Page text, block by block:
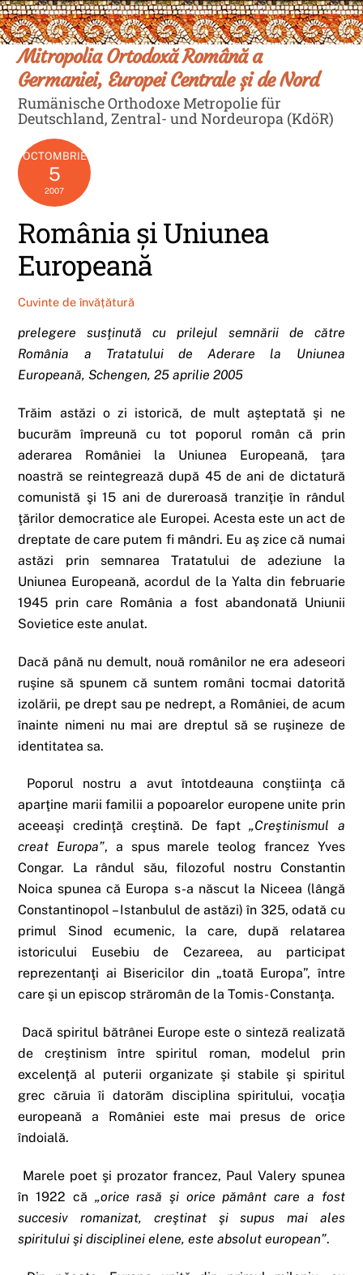
Skip
to
content
Mitropolia Ortodoxă Română a
Germaniei, Europei Centrale și de Nord
Rumänische Orthodoxe Metropolie für
Deutschland, Zentral- und Nordeuropa (KdöR)
OCTOMBRIE
5
2007
România şi Uniunea
Europeană
Cuvinte de învățătură
prelegere susţinută cu prilejul semnării de către
România a Tratatului de Aderare la Uniunea
Europeană, Schengen, 25 aprilie 2005
Trăim astăzi o zi istorică, de mult aşteptată şi ne
bucurăm împreună cu tot poporul român că prin
aderarea României la Uniunea Europeană, ţara
noastră se reintegrează după 45 de ani de dictatură
comunistă şi 15 ani de dureroasă tranziţie în rândul
ţărilor democratice ale Europei. Acesta este un act de
dreptate de care putem fi mândri. Eu aş zice că numai
astăzi prin semnarea Tratatului de adeziune la
Uniunea Europeană, acordul de la Yalta din februarie
1945 prin care România a fost abandonată Uniunii
Sovietice este anulat.
Dacă până nu demult, nouă românilor ne era adeseori
ruşine să spunem că suntem români tocmai datorită
izolării, pe drept sau pe nedrept, a României, de acum
înainte nimeni nu mai are dreptul să se ruşineze de
identitatea sa.
Poporul nostru a avut întotdeauna conştiinţa că
aparţine marii familii a popoarelor europene unite prin
aceeaşi credinţă creştină. De fapt„Creştinismul a
creat Europa”, a spus marele teolog francez Yves
Congar. La rândul său, filozoful nostru Constantin
Noica spunea că Europa s-a născut la Niceea (lângă
Constantinopol – Istanbulul de astăzi) în 325, odată cu
primul Sinod ecumenic, la care, după relatarea
istoricului Eusebiu de Cezareea, au participat
reprezentanţi ai Bisericilor din „toată Europa”, între
care şi un episcop străromân de la Tomis- Constanţa.
Dacă spiritul bătrânei Europe este o sinteză realizată
de creştinism între spiritul roman, modelul prin
excelenţă al puterii organizate şi stabile şi spiritul
grec căruia îi datorăm disciplina spiritului, vocaţia
europeană a României este mai presus de orice
îndoială.
Marele poet şi prozator francez, Paul Valery spunea
în 1922 că „orice rasă şi orice pământ care a fost
succesiv romanizat, creştinat şi supus mai ales
spiritului şi disciplinei elene, este absolut european”.